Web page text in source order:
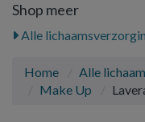
Shop meer
Alle
Home Alle
Make Up